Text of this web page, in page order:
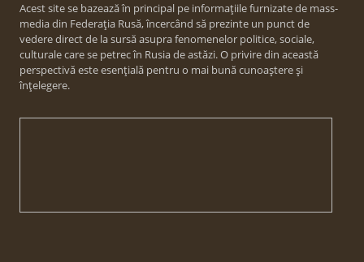
Acest site se bazează în principal pe informațiile furnizate de mass-
media din Federația Rusă, încercând să prezinte un punct de
vedere direct de la sursă asupra fenomenelor politice, sociale,
culturale care se petrec în Rusia de astăzi. O privire din această
perspectivă este esențială pentru o mai bună cunoaștere și
înțelegere.